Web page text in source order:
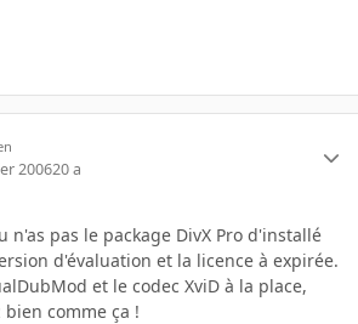
200620 a
n'as pas le package DivX Pro d'installé
d'évaluation et la licence à expirée.
et le codec XviD à la place,
bien comme ça !